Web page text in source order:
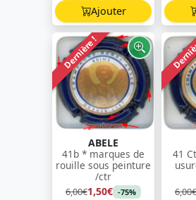
Ajouter
Dernière !
ABELE
41b * marques de
rouille sous peinture
/ctr
6,00€1,50€ -75%
41
6,00€